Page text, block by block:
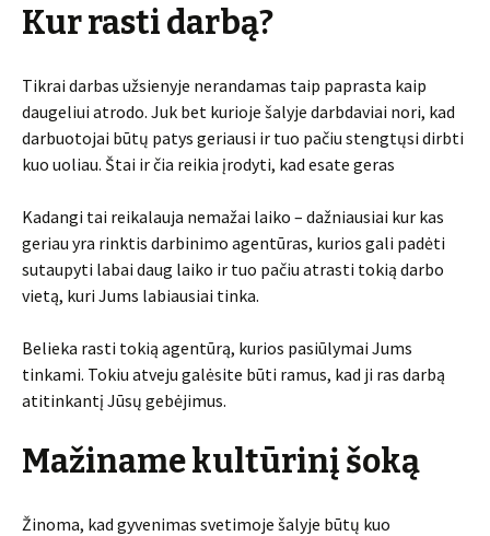
Kur rasti darbą?
Tikrai darbas užsienyje nerandamas taip paprasta kaip
daugeliui atrodo. Juk bet kurioje šalyje darbdaviai nori, kad
darbuotojai būtų patys geriausi ir tuo pačiu stengtųsi dirbti
kuo uoliau. Štai ir čia reikia įrodyti, kad esate geras
Kadangi tai reikalauja nemažai laiko – dažniausiai kur kas
geriau yra rinktis darbinimo agentūras, kurios gali padėti
sutaupyti labai daug laiko ir tuo pačiu atrasti tokią darbo
vietą, kuri Jums labiausiai tinka.
Belieka rasti tokią agentūrą, kurios pasiūlymai Jums
tinkami. Tokiu atveju galėsite būti ramus, kad ji ras darbą
atitinkantį Jūsų gebėjimus.
Mažiname kultūrinį šoką
Žinoma, kad gyvenimas svetimoje šalyje būtų kuo